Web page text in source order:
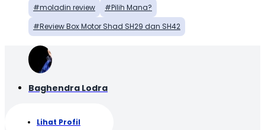
moladin review
Pilih Mana?
Review Box Motor Shad SH29 dan SH42
Baghendra Lodra
Lihat Profil